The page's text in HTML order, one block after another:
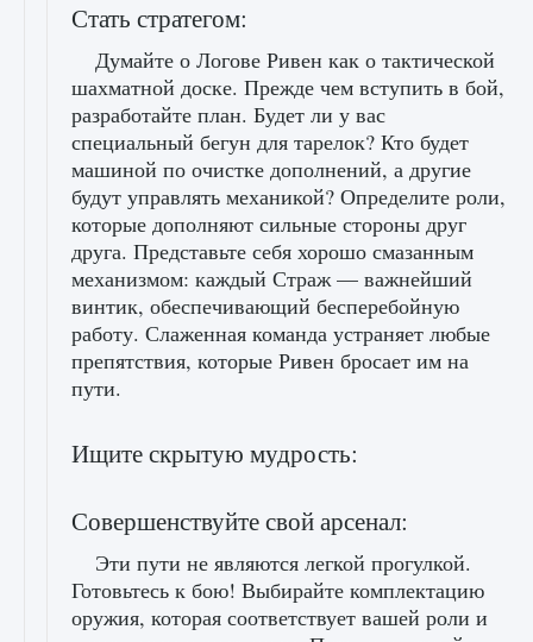
Стать стратегом:
Думайте о Логове Ривен как о тактической
шахматной доске. Прежде чем вступить в бой,
разработайте план. Будет ли у вас
специальный бегун для тарелок? Кто будет
машиной по очистке дополнений, а другие
будут управлять механикой? Определите роли,
которые дополняют сильные стороны друг
друга. Представьте себя хорошо смазанным
механизмом: каждый Страж — важнейший
винтик, обеспечивающий бесперебойную
работу. Слаженная команда устраняет любые
препятствия, которые Ривен бросает им на
пути.
Ищите скрытую мудрость:
Совершенствуйте свой арсенал:
Эти пути не являются легкой прогулкой.
Готовьтесь к бою! Выбирайте комплектацию
оружия, которая соответствует вашей роли и